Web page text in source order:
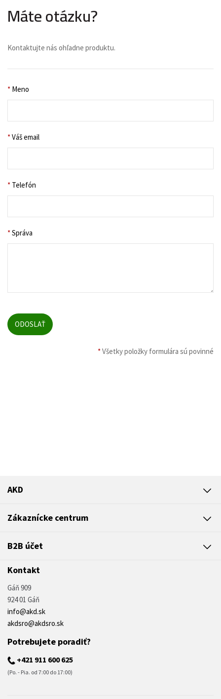
Máte otázku?
Kontaktujte nás ohľadne produktu.
* Meno
*Váš email
* Telefón
*Správa
*Všetky položky formulára sú povinné
AKD
Zákaznícke centrum
B2B účet
Kontakt
Gáň 909
924 01 Gáň
info@akd.sk
akdsro@akdsro.sk
Potrebujete poradiť?
+421 911 600 625
(Po. - Pia. od 7:00 do 17:00)